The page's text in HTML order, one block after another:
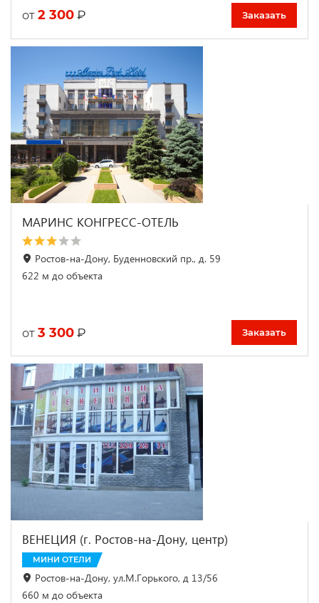
от 2 300 ₽ Заказать
МАРИНС КОНГРЕСС-ОТЕЛЬ
Ростов-на-Дону, Буденновский пр., д. 59
622 м до объекта
от 3 300 ₽ Заказать
ВЕНЕЦИЯ (г. Ростов-на-Дону, центр)
МИНИ ОТЕЛИ
Ростов-на-Дону, ул.М.Горького, д 13/56
660 м до объекта